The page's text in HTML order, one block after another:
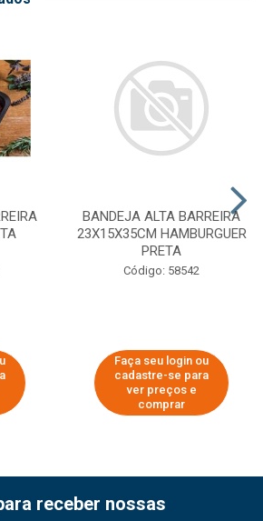
BANDEJA ALTA BARREIRA
23X15X35CM HAMBURGUER
PRETA
Código: 58542
Faça seu login ou
cadastre-se para
ver preços e
comprar
receber nossas